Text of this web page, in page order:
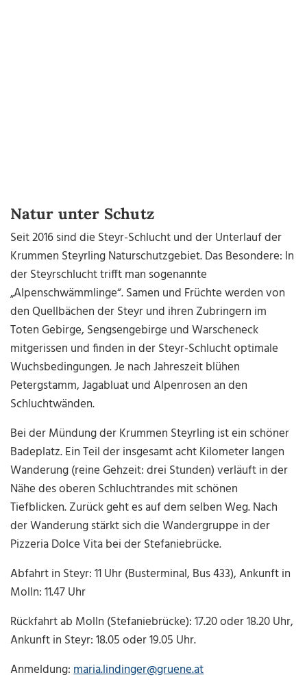
Natur unter Schutz
Seit 2016 sind die Steyr-Schlucht und der Unterlauf der
Krummen Steyrling Naturschutzgebiet. Das Besondere: In
der Steyrschlucht trifft man sogenannte
„Alpenschwämmlinge“. Samen und Früchte werden von
den Quellbächen der Steyr und ihren Zubringern im
Toten Gebirge, Sengsengebirge und Warscheneck
mitgerissen und finden in der Steyr-Schlucht optimale
Wuchsbedingungen. Je nach Jahreszeit blühen
Petergstamm, Jagabluat und Alpenrosen an den
Schluchtwänden.
Bei der Mündung der Krummen Steyrling ist ein schöner
Badeplatz. Ein Teil der insgesamt acht Kilometer langen
Wanderung (reine Gehzeit: drei Stunden) verläuft in der
Nähe des oberen Schluchtrandes mit schönen
Tiefblicken. Zurück geht es auf dem selben Weg. Nach
der Wanderung stärkt sich die Wandergruppe in der
Pizzeria Dolce Vita bei der Stefaniebrücke.
Abfahrt in Steyr: 11 Uhr (Busterminal, Bus 433), Ankunft in
Molln: 11.47 Uhr
Rückfahrt ab Molln (Stefaniebrücke): 17.20 oder 18.20 Uhr,
Ankunft in Steyr: 18.05 oder 19.05 Uhr.
Anmeldung:maria.lindinger@gruene.at